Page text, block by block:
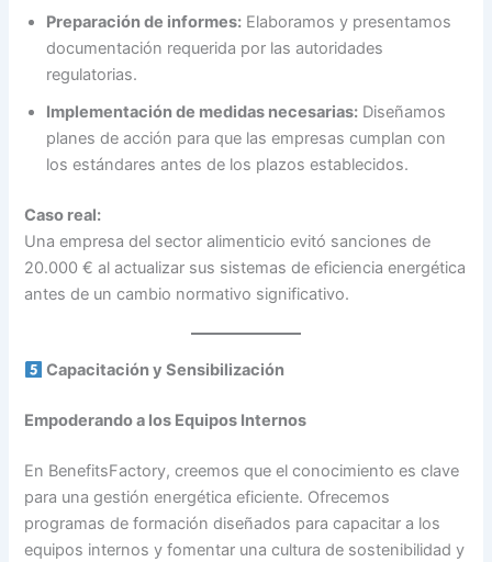
Preparación de informes: Elaboramos y presentamos
documentación requerida por las autoridades
regulatorias.
Implementación de medidas necesarias: Diseñamos
planes de acción para que las empresas cumplan con
los estándares antes de los plazos establecidos.
Caso real:
Una empresa del sector alimenticio evitó sanciones de
20.000 € al actualizar sus sistemas de eficiencia energética
antes de un cambio normativo significativo.
Capacitación y Sensibilización
Empoderando a los Equipos Internos
En BenefitsFactory, creemos que el conocimiento es clave
para una gestión energética eficiente. Ofrecemos
programas de formación diseñados para capacitar a los
equipos internos y fomentar una cultura de sostenibilidad y